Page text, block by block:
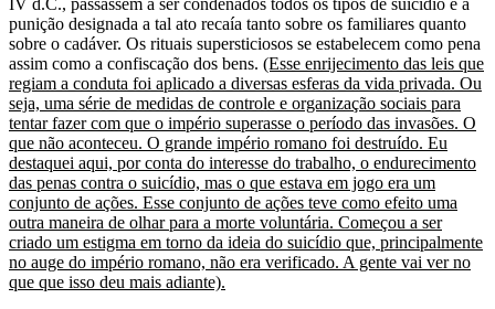
IV d.C., passassem a ser condenados todos os tipos de suicídio e a
punição designada a tal ato recaía tanto sobre os familiares quanto
sobre o cadáver. Os rituais supersticiosos se estabelecem como pena
assim como a confiscação dos bens. (Esse enrijecimento das leis que
regiam a conduta foi aplicado a diversas esferas da vida privada. Ou
seja, uma série de medidas de controle e organização sociais para
tentar fazer com que o império superasse o período das invasões. O
que não aconteceu. O grande império romano foi destruído. Eu
destaquei aqui, por conta do interesse do trabalho, o endurecimento
das penas contra o suicídio, mas o que estava em jogo era um
conjunto de ações. Esse conjunto de ações teve como efeito uma
outra maneira de olhar para a morte voluntária. Começou a ser
criado um estigma em torno da ideia do suicídio que, principalmente
no auge do império romano, não era verificado. A gente vai ver no
que que isso deu mais adiante).